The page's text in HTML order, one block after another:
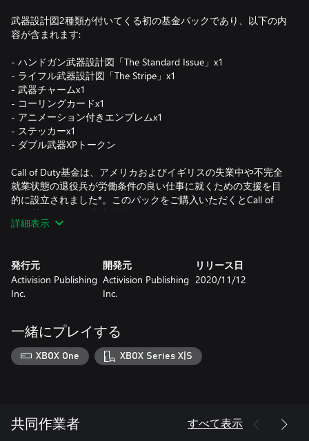
武器設計図2種類が付いてくる初の基金パックであり、以下の内
容が含まれます:
- ハンドガン武器設計図「The Standard Issue」x1
- ライフル武器設計図「The Stripe」x1
- 武器チャームx1
- コーリングカードx1
- アニメーション付きエンブレムx1
- ステッカーx1
- ダブル武器XPトークン
Call of Duty基金は、アメリカおよびイギリスの失業中や不完全
就業状態の退役兵が労働条件の良い仕事に就くための支援を目
的に設立されました*。このパックをご購入いただくとCall of
Duty基金の活動に直接貢献できます。
*詳細はこちら(https://www.callofdutyendowment.org/partners)
本パックはプラットフォーム間での互換性がなく、Xboxでしか
ご利用いただけない可能性があります。
and Activision Publishing, Inc. The Call of Duty Endowmentのロ
ゴはThe Call of Duty Endowment.の商標です。
詳細表示
発行元
Activision Publishing
Inc.
開発元
Activision Publishing
Inc.
リリース日
2020/11/12
一緒にプレイする
XBOX One XBOX Series X|S
共同作業者 すべて表示